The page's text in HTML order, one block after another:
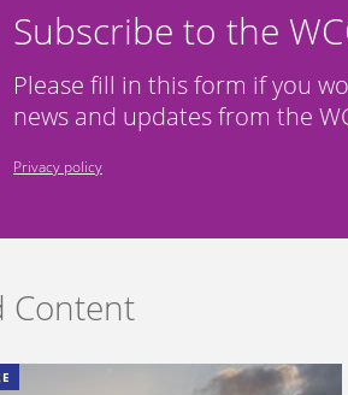
Subscribe to the
Please fill in this form if you
news and updates from the
Privacy policy
Content